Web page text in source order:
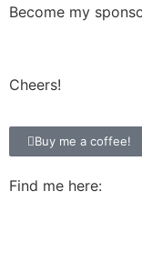
Become my
Cheers!
Buy me a coffee!
Find me here: